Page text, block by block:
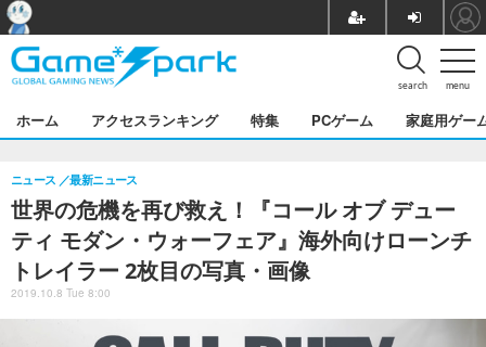
menu
search
ホーム アクセスランキング 特集 PCゲーム 家庭用ゲー
世界の危機を再び救え！『コール オブ デュー
ティ モダン・ウォーフェア』海外向けローンチ
トレイラー 2枚目の写真・画像
ニュース 最新ニュース
2019.10.8 Tue 8:00